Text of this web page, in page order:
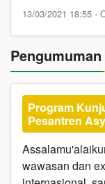
13/03/2021 18:55 -
Pengumuman
Program
Pesantren
wawasan dan